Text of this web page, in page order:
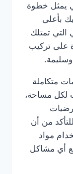
يمثل خطوة
بأعلى
التي تمتلك
على تركيب
متكاملة
لكل مساحة،
من أن
مواد
أي مشاكل